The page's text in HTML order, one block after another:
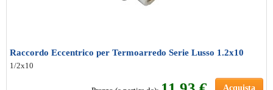
Raccordo Eccentrico per Termoarredo Serie Lusso 1.2x10
1/2x10
Acquista